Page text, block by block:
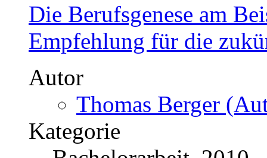
Die Berufsgenese am
Empfehlung für die
Autor
Thomas Berger
Kategorie